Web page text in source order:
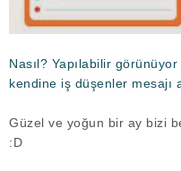
Nasıl? Yapılabilir
kendine iş düşenler mesajı
Güzel ve yoğun bir ay bizi
:D